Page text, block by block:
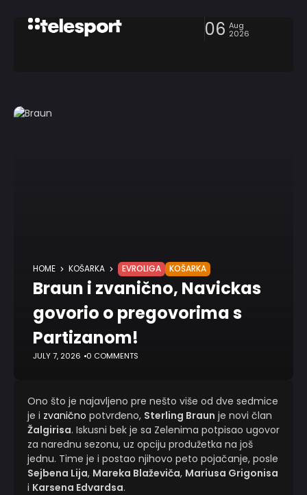
06 Aug
2026
HOME KOŠARKA EVROLIGA KOŠARKA
Braun i zvanično, Navickas
govorio o pregovorima s
Partizanom!
JULY 7, 2026 0 COMMENTS
Ono što je najavljeno pre nešto više od dve sedmice
je i zvanično potvrđeno, Sterling Braun je novi član
Žalgirisa. Iskusni bek je sa Zelenima potpisao ugovor
za narednu sezonu, uz opciju produžetka na još
jednu. Time je i postao njihovo peto pojačanje, posle
Sejbena Lija, Mareka Blaževiča, Mariusa Grigonisa
i Karsena Edvardsa.